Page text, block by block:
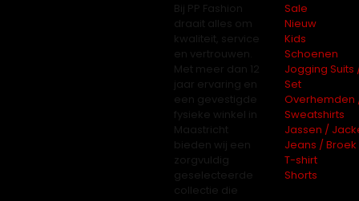
Bij PP Fashion
draait alles om
kwaliteit, service
en vertrouwen.
Met meer dan 12
jaar ervaring en
een gevestigde
fysieke winkel in
Maastricht
bieden wij een
zorgvuldig
geselecteerde
collectie die
Sale
Nieuw
Kids
Schoenen
Jogging Suits
Set
Overhemden
Sweatshirts
Jassen /
Jeans / Broek
T-shirt
Shorts